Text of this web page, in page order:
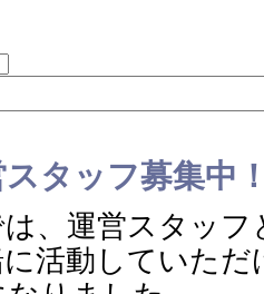
スタッフ募集中
、運営スタッフ
活動していた